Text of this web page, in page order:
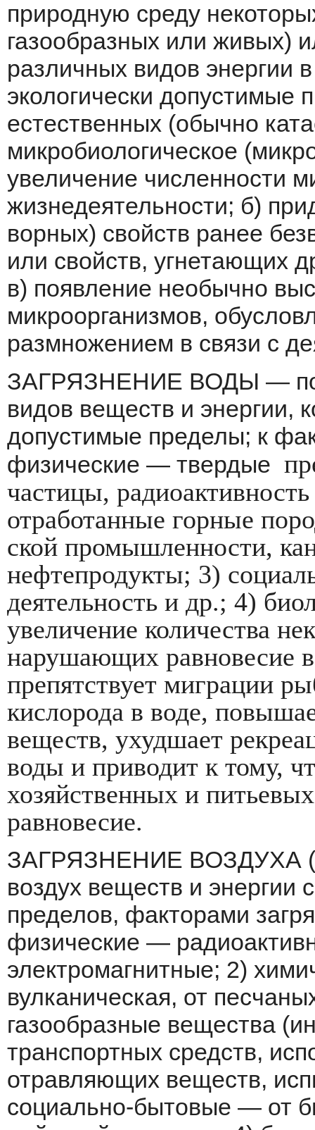
природную среду
газообразных или живых)
различных видов
экологически допустимые
естественных (обычно
микробиологическое
увеличение численности
жизнедеятельности; б)
ворных) свойств ранее
или свойств, угнетающих
в) появление необычно
микроорганизмов,
размножением в связи с
ЗАГРЯЗНЕНИЕ ВОДЫ —
видов ве­ществ и энергии,
допустимые пределы; к
физические — твердые
частицы,
отработанные горные
ской промышленности,
нефтепродукты; 3)
деятельность и др.; 4)
увеличение количества
нарушающих равновесие
препятствует миграции
кислорода в воде,
веществ, ухудшает
воды и приводит к тому,
хозяйственных и
рав­новесие.
ЗАГРЯЗНЕНИЕ ВОЗДУХА
воздух ве­ществ и энергии
пределов, факторами
физические —
электромагнитные; 2)
вулканическая, от
газо­образные вещества
транспортных средств,
отравляющих веществ,
социально-бытовые — от